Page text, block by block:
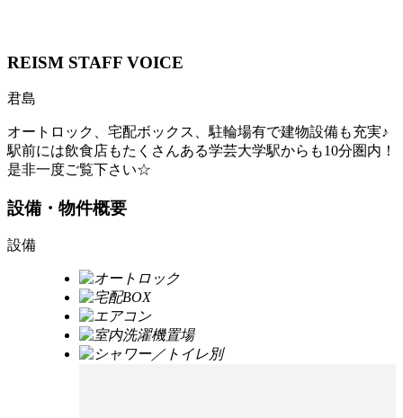
REISM STAFF VOICE
君島
オートロック、宅配ボックス、駐輪場有で建物設備も充実♪
駅前には飲食店もたくさんある学芸大学駅からも10分圏内！
是非一度ご覧下さい☆
設備・物件概要
設備